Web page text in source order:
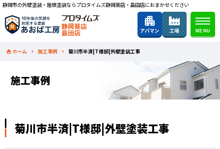
静岡市の外壁塗装・屋根塗装ならプロタイムズ静岡葵店・島田店におまかせください
静岡葵店
島田店
ホーム 施工事例 菊川市半済|T様邸|外壁塗装工事
施工事例
菊川市半済|T様邸|外壁塗装工事